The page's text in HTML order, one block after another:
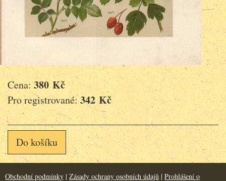
Cena:380 Kč
Pro registrované:342 Kč
Do košíku
Obchodní podmínky | Zásady ochrany osobních údajů | Prohlášení o